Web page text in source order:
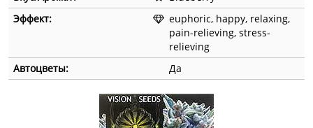
Эффект:
euphoric, happy, relaxing,
pain-relieving, stress-
relieving
Автоцветы:
Да